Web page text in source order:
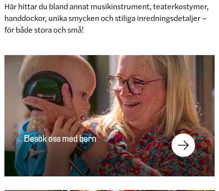
Här hittar du bland annat musikinstrument, teaterkostymer,
handdockor, unika smycken och stiliga inredningsdetaljer –
för både stora och små!
Besök oss med barn